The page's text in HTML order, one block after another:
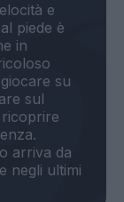
e
piede è
in
su
sul
arriva da
negli ultimi